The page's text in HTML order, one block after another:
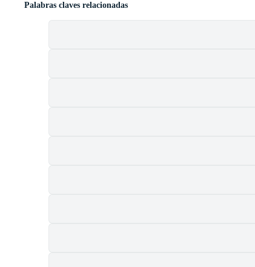
Palabras claves relacionadas